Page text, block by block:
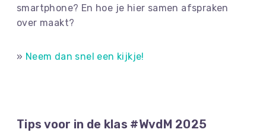
smartphone? En hoe je hier samen afspraken
over maakt?
» Neem dan snel een kijkje!
Tips voor in de klas #WvdM 2025